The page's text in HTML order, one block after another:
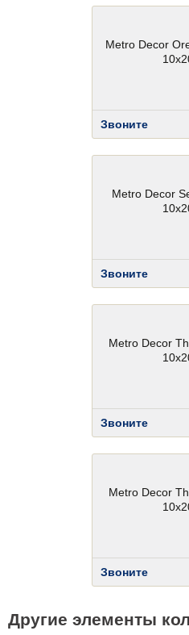
Metro Decor
Звоните
Metro Decor
Звоните
Metro Decor
Звоните
Metro Decor
Звоните
Другие элементы